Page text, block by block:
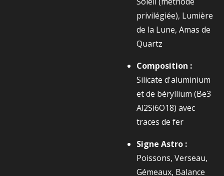
privilégiée), Lumière
de la Lune, Amas de
Quartz
Composition :
Silicate d'aluminium
et de béryllium (Be3​
Al2​Si6​O18​) avec
traces de fer
Signe Astro :
Poissons, Verseau,
Gémeaux, Balance